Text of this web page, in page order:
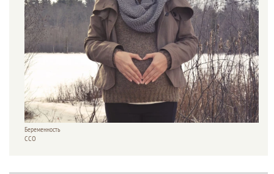
Беременность
CCO